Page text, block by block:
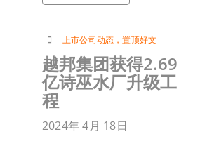
上市公司动态 ，置顶好文
越邦集团获得2.69
亿诗巫水厂升级工
程
2024年 4月 18日